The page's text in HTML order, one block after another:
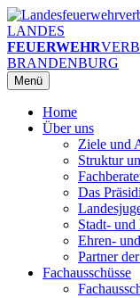
Zum
Inhalt
springen
LANDES
FEUERWEHR
BRANDENBURG
Menü
Home
Über uns
Ziele und
Struktur
Das
Stadt-
Ehren-
Partner
Fachausschüsse